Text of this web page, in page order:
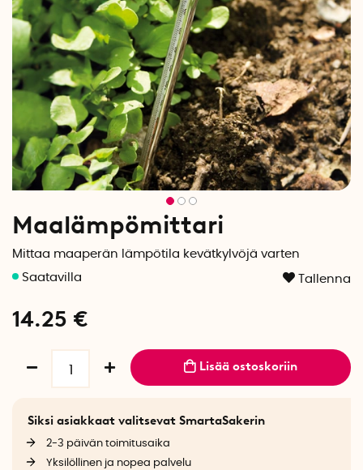
Maalämpömittari
Mittaa maaperän lämpötila kevätkylvöjä varten
Tallenna
14.25 €
Lisää ostoskoriin
Siksi asiakkaat valitsevat SmartaSakerin
2-3 päivän toimitusaika
Yksilöllinen ja nopea palvelu